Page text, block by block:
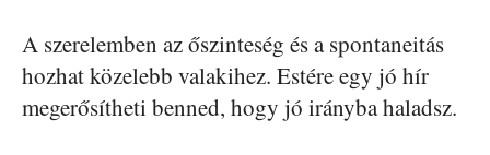
A szerelemben az őszinteség és a spontaneitás
hozhat közelebb valakihez. Estére egy jó hír
megerősítheti benned, hogy jó irányba haladsz.